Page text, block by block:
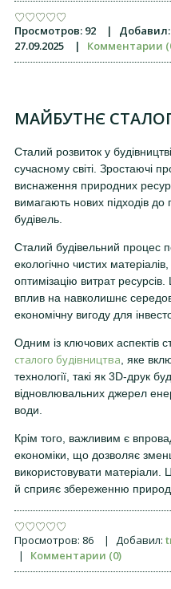
Просмотров: 92 | Добавил:
27.09.2025
| Комментарии
МАЙБУТНЄ
Сталий розвиток у
сучасному світі. Зростаючі
виснаження природних
вимагають нових підходів
будівель.
Сталий будівельний процес
екологічно чистих
оптимізацію витрат
вплив на навколишнє
економічну вигоду для
Одним із ключових аспектів
сталого будівництва , яке
технології, такі як 3D-друк
відновлювальних джерел
води.
Крім того, важливим є
економіки, що дозволяє
використовувати
й сприяє збереженню природ
Просмотров: 86 | Добавил:
|
Комментарии (0)